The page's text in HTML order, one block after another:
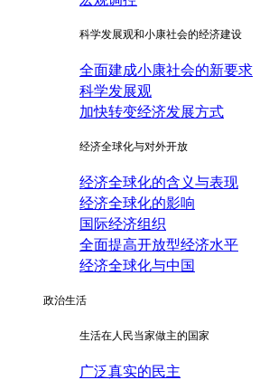
科学发展观和小康社会的经济建设
全面建成小康社会的新要求
科学发展观
加快转变经济发展方式
经济全球化与对外开放
经济全球化的含义与表现
经济全球化的影响
国际经济组织
全面提高开放型经济水平
经济全球化与中国
政治生活
生活在人民当家做主的国家
广泛真实的民主